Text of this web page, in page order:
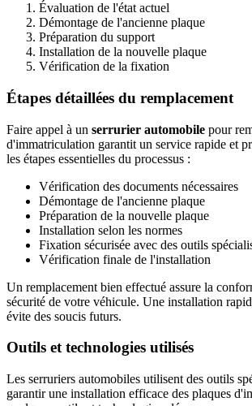
Évaluation de l'état actuel
Démontage de l'ancienne plaque
Préparation du support
Installation de la nouvelle plaque
Vérification de la fixation
Étapes détaillées du remplacement
Faire appel à un serrurier automobile pour
d'immatriculation garantit un service rapide et
les étapes essentielles du processus :
Vérification des documents nécessaires
Démontage de l'ancienne plaque
Préparation de la nouvelle plaque
Installation selon les normes
Fixation sécurisée avec des outils
Vérification finale de l'installation
Un remplacement bien effectué assure la
sécurité de votre véhicule. Une installation
évite des soucis futurs.
Outils et technologies utilisés
Les serruriers automobiles utilisent des outils
garantir une installation efficace des plaques